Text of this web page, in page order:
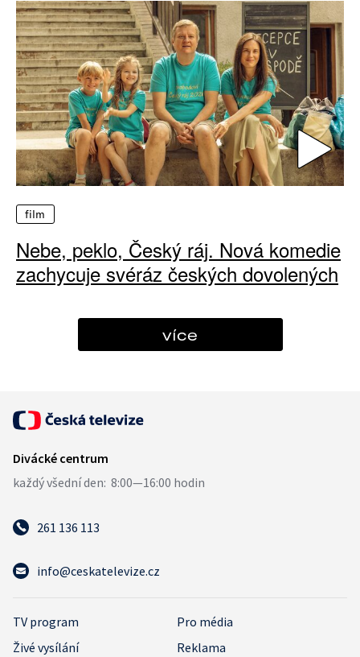
film
Nebe, peklo, Český ráj. Nová komedie
zachycuje svéráz českých dovolených
více
261 136 113
info@ceskatelevize.cz
TV program
Pro média
Živé vysílání
Reklama